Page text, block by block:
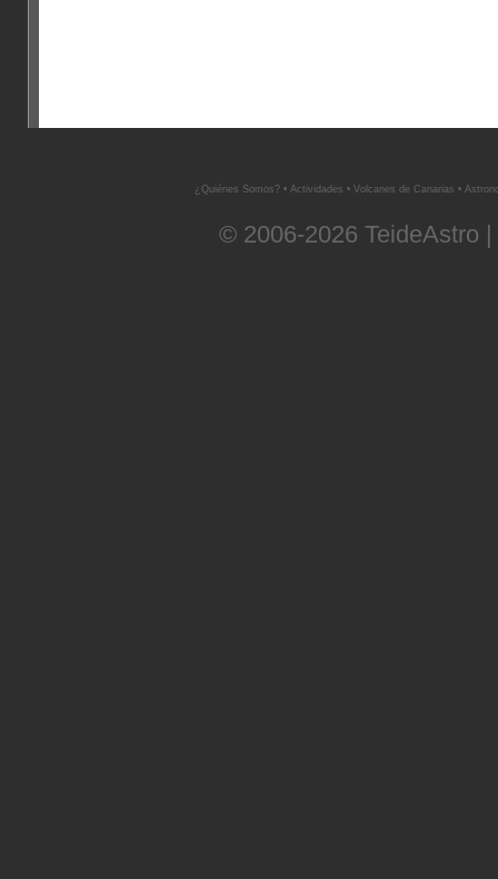
¿Quiénes Somos? • Actividades • Volcanes de Canarias •
© 2006-2026 TeideAstro |